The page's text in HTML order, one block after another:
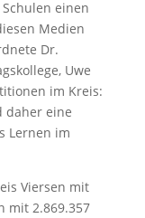
einen
Medien
Dr.
Uwe
im Kreis:
daher eine
Lernen im
Viersen mit
mit 2.869.357